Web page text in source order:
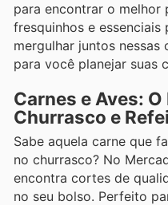
para encontrar o melhor
fresquinhos e essenciais
mergulhar juntos
para você planejar suas
Carnes e Aves:
Churrasco e
Sabe aquela carne que
no churrasco? No
encontra cortes de
no seu bolso. Perfeito